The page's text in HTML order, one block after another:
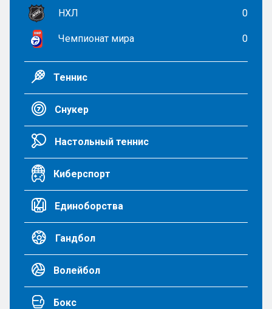
НХЛ 0
Чемпионат мира 0
Теннис
Снукер
Настольный теннис
Киберспорт
Единоборства
Гандбол
Волейбол
Бокс